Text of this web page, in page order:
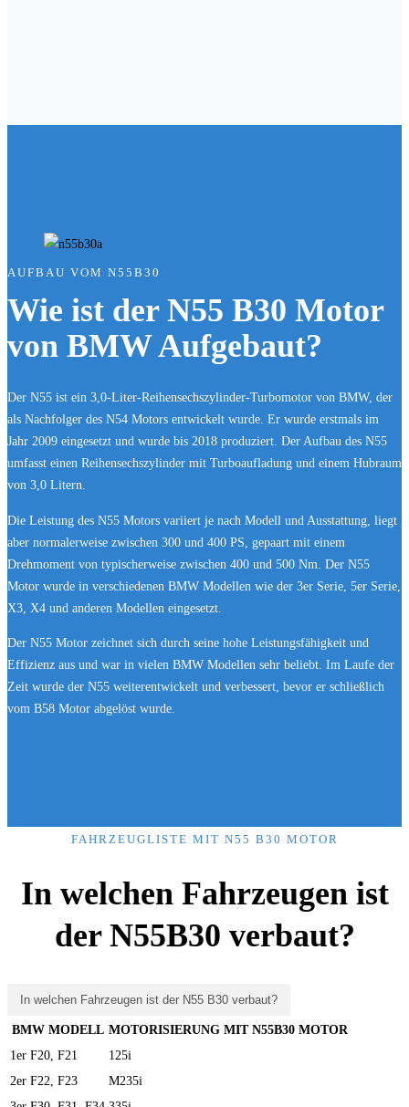
AUFBAU VOM N55B30
Wie ist der N55 B30 Motor
von BMW Aufgebaut?
Der N55 ist ein 3,0-Liter-Reihensechszylinder-Turbomotor von BMW, der
als Nachfolger des N54 Motors entwickelt wurde. Er wurde erstmals im
Jahr 2009 eingesetzt und wurde bis 2018 produziert. Der Aufbau des N55
umfasst einen Reihensechszylinder mit Turboaufladung und einem Hubraum
von 3,0 Litern.
Die Leistung des N55 Motors variiert je nach Modell und Ausstattung, liegt
aber normalerweise zwischen 300 und 400 PS, gepaart mit einem
Drehmoment von typischerweise zwischen 400 und 500 Nm. Der N55
Motor wurde in verschiedenen BMW Modellen wie der 3er Serie, 5er Serie,
X3, X4 und anderen Modellen eingesetzt.
Der N55 Motor zeichnet sich durch seine hohe Leistungsfähigkeit und
Effizienz aus und war in vielen BMW Modellen sehr beliebt. Im Laufe der
Zeit wurde der N55 weiterentwickelt und verbessert, bevor er schließlich
vom B58 Motor abgelöst wurde.
FAHRZEUGLISTE MIT N55 B30 MOTOR
In welchen Fahrzeugen ist
der N55B30 verbaut?
In welchen Fahrzeugen ist der N55 B30 verbaut?
BMW MODELL MOTORISIERUNG MIT N55B30 MOTOR
1er F20, F21
125i
2er F22, F23
M235i